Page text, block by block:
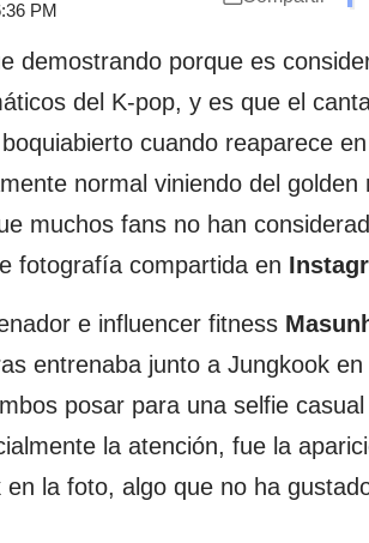
PM
demostrando porque es
del K-pop, y es que el
cuando reaparece
normal viniendo del golden
muchos fans no han
fotografía compartida en
e influencer fitness
entrenaba junto a Jungkook en
posar para una selfie
la atención, fue la
la foto, algo que no ha